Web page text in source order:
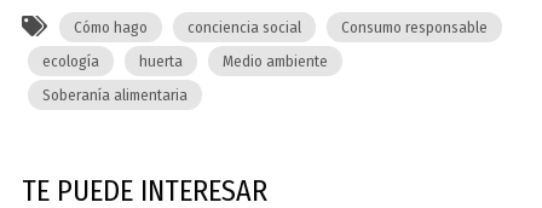
Cómo hago conciencia social
Consumo responsable
ecología
huerta
Medio ambiente
Soberanía alimentaria
TE PUEDE INTERESAR